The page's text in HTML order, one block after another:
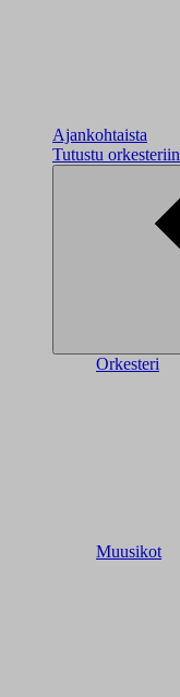
Ajankohtaista
Tutustu orkesteriin
Orkesteri
Muusikot